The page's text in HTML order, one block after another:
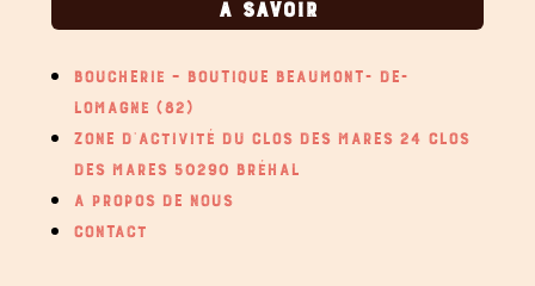
A SAVOIR
BOUCHERIE – BOUTIQUE BEAUMONT- DE-
LOMAGNE (82)
ZONE D’ACTIVITÉ DU CLOS DES MARES 24 CLOS
DES MARES 50290 BRÉHAL
A PROPOS DE NOUS
CONTACT